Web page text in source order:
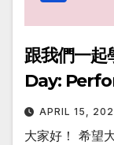
跟我們一
Day:
APRIL 15,
大家好！ 希望